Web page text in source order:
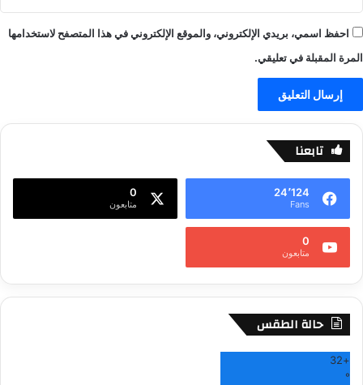
ا
يب
ل
احفظ اسمي، بريدي الإلكتروني، والموقع الإلكتروني في هذا المتصفح لاستخدامها
المرة المقبلة في تعليقي.
تابعنا
24٬124
Fans
0
متابعون
0
متابعون
حالة الطقس
+
32
°